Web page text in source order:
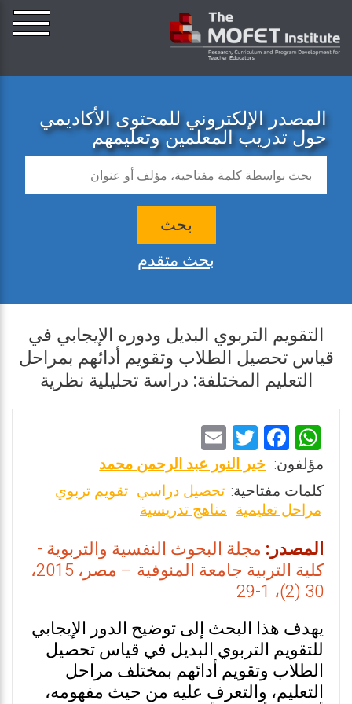
المصدر الإلكتروني للمحتوى الأكاديمي
حول تدريب المعلمين وتعليمهم
بحث
بحث متقدم
التقويم التربوي البديل ودوره الإيجابي في
قياس تحصيل الطلاب وتقويم أدائهم بمراحل
التعليم المختلفة: دراسة تحليلية نظرية
W
h
at
s
A
p
p
F
a
ce
b
o
k
T
wi
tt
er
m
ai
l
مؤلفون: خير النور عبد الرحمن محمد
كلمات مفتاحية: تحصيل دراسي تقويم تربوي
مراحل تعليمية مناهج تدريسية
المصدر: مجلة البحوث النفسية والتربوية -
كلية التربية جامعة المنوفية – مصر، 2015،
30 (2)، 1-29
يهدف هذا البحث إلى توضيح الدور الإيجابي
للتقويم التربوي البديل في قياس تحصيل
الطلاب وتقويم أدائهم بمختلف مراحل
التعليم، والتعرف عليه من حيث مفهومه،